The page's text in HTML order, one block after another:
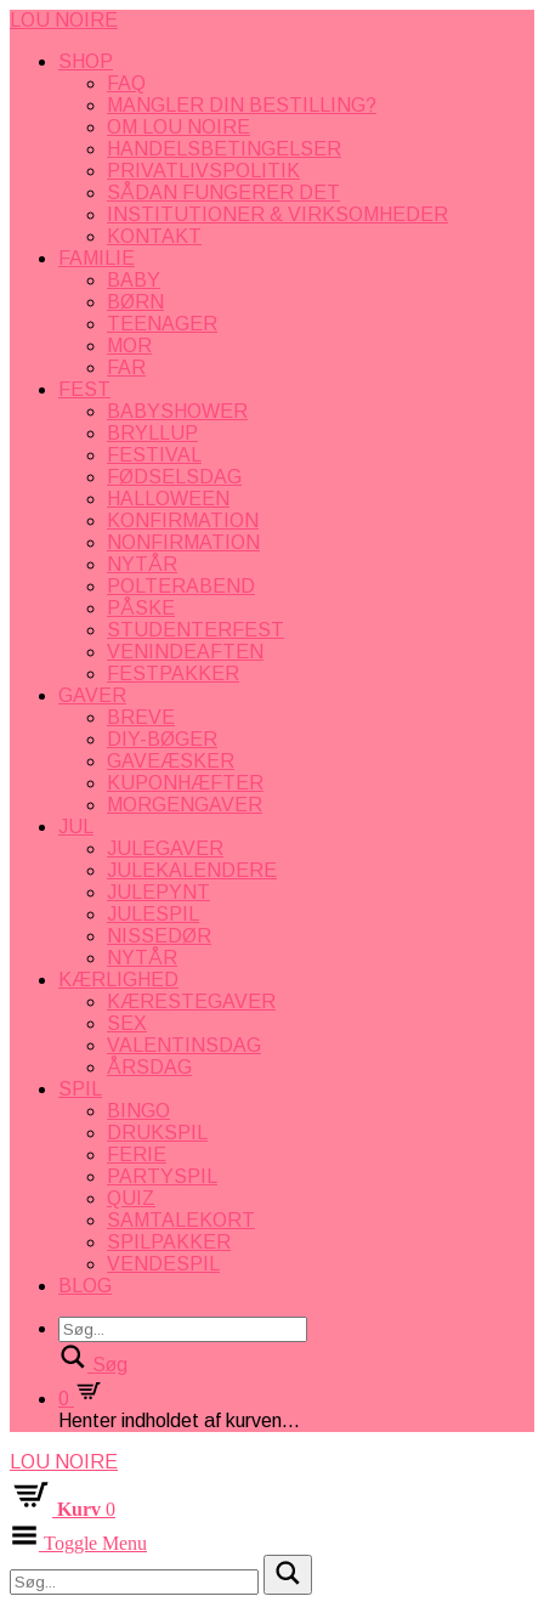
LOU NOIRE
SHOP
FAQ
MANGLER DIN BESTILLING?
OM LOU NOIRE
HANDELSBETINGELSER
PRIVATLIVSPOLITIK
SÅDAN FUNGERER DET
INSTITUTIONER & VIRKSOMHEDER
KONTAKT
FAMILIE
BABY
BØRN
TEENAGER
MOR
FAR
FEST
BABYSHOWER
BRYLLUP
FESTIVAL
FØDSELSDAG
HALLOWEEN
KONFIRMATION
NONFIRMATION
NYTÅR
POLTERABEND
PÅSKE
STUDENTERFEST
VENINDEAFTEN
FESTPAKKER
GAVER
BREVE
DIY-BØGER
GAVEÆSKER
KUPONHÆFTER
MORGENGAVER
JUL
JULEGAVER
JULEKALENDERE
JULEPYNT
JULESPIL
NISSEDØR
NYTÅR
KÆRLIGHED
KÆRESTEGAVER
SEX
VALENTINSDAG
ÅRSDAG
SPIL
BINGO
DRUKSPIL
FERIE
PARTYSPIL
QUIZ
SAMTALEKORT
SPILPAKKER
VENDESPIL
BLOG
Søg
0
Henter indholdet af kurven...
LOU NOIRE
Kurv 0
Toggle Menu